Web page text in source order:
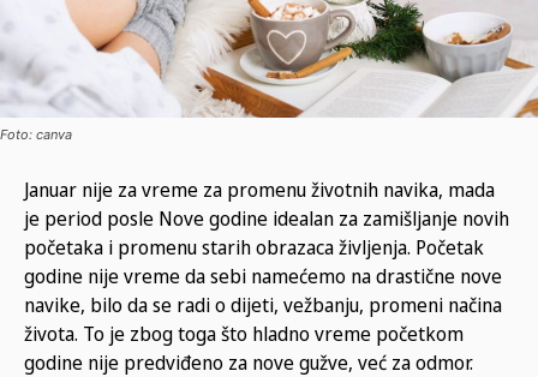
Foto: canva
Januar nije za vreme za promenu životnih navika, mada
je period posle Nove godine idealan za zamišljanje novih
početaka i promenu starih obrazaca življenja. Početak
godine nije vreme da sebi namećemo na drastične nove
navike, bilo da se radi o dijeti, vežbanju, promeni načina
života. To je zbog toga što hladno vreme početkom
godine nije predviđeno za nove gužve, već za odmor.